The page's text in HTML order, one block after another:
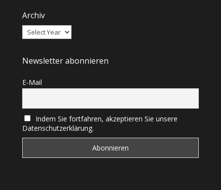
Archiv
Newsletter abonnieren
E-Mail
Indem Sie fortfahren, akzeptieren Sie unsere
Datenschutzerklärung.